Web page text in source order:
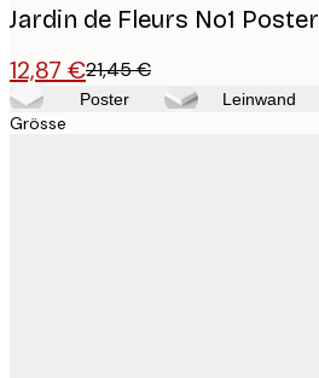
Jardin de Fleurs No1 Poster
12,87 €21,45 €
Poster Leinwand
Grösse